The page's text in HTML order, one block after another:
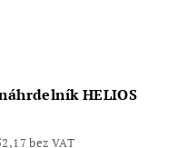
HELIOS
bez VAT